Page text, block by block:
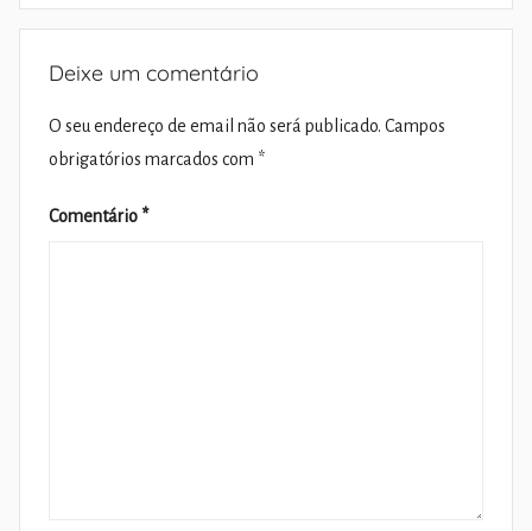
Deixe um comentário
O seu endereço de email não será publicado. Campos
obrigatórios marcados com *
Comentário *